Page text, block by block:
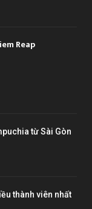
Reap
từ Sài Gòn
thành viên nhất